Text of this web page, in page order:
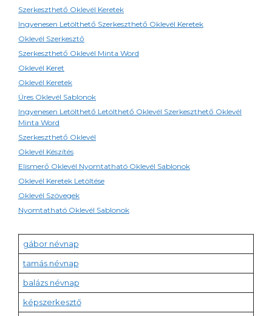
Szerkeszthető Oklevél Keretek
Ingyenesen Letölthető Szerkeszthető Oklevél Keretek
Oklevél Szerkesztő
Szerkeszthető Oklevél Minta Word
Oklevél Keret
Oklevél Keretek
Üres Oklevél Sablonok
Ingyenesen Letölthető Letölthető Oklevél Szerkeszthető Oklevél
Minta Word
Szerkeszthető Oklevél
Oklevél Készítés
Elismerő Oklevél Nyomtatható Oklevél Sablonok
Oklevél Keretek Letöltése
Oklevél Szövegek
Nyomtatható Oklevél Sablonok
gábor névnap
tamás névnap
balázs névnap
képszerkesztő